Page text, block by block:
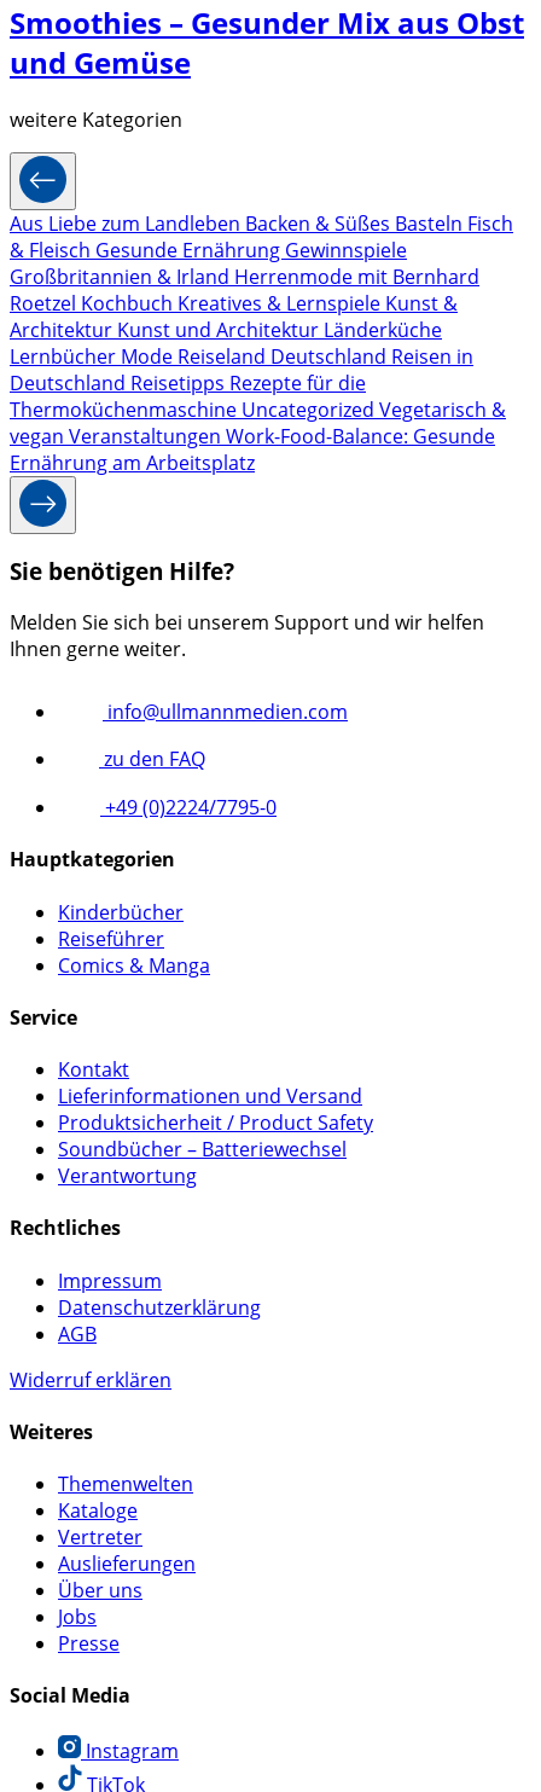
Smoothies – Gesunder Mix aus Obst
und Gemüse
weitere Kategorien
Aus Liebe zum Landleben Backen & Süßes Basteln Fisch
& Fleisch Gesunde Ernährung Gewinnspiele
Großbritannien & Irland Herrenmode mit Bernhard
Roetzel Kochbuch Kreatives & Lernspiele Kunst &
Architektur Kunst und Architektur Länderküche
Lernbücher Mode Reiseland Deutschland Reisen in
Deutschland Reisetipps Rezepte für die
Thermoküchenmaschine Uncategorized Vegetarisch &
vegan Veranstaltungen Work-Food-Balance: Gesunde
Ernährung am Arbeitsplatz
Sie benötigen Hilfe?
Melden Sie sich bei unserem Support und wir helfen
Ihnen gerne weiter.
info@ullmannmedien.com
zu den FAQ
+49 (0)2224/7795-0
Hauptkategorien
Kinderbücher
Reiseführer
Comics & Manga
Service
Kontakt
Lieferinformationen und Versand
Produktsicherheit / Product Safety
Soundbücher – Batteriewechsel
Verantwortung
Rechtliches
Impressum
Datenschutzerklärung
AGB
Widerruf erklären
Weiteres
Themenwelten
Kataloge
Vertreter
Auslieferungen
Über uns
Jobs
Presse
Social Media
Instagram
TikTok